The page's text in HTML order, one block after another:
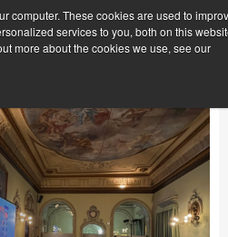
computer. These cookies are used to
services to you, both on this
more about the cookies we use, see our
Prossima News
2023
ISPIRATI AL